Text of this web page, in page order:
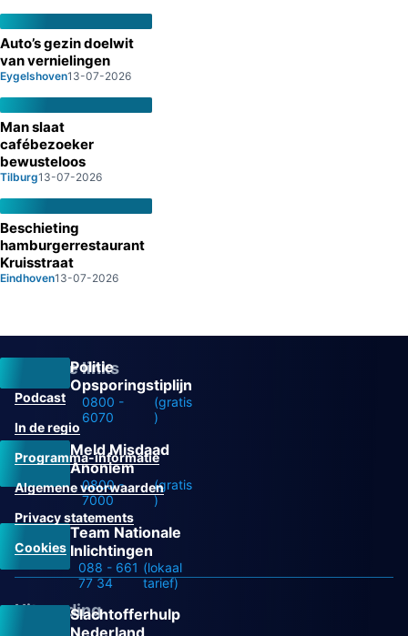
Auto’s gezin doelwit
van vernielingen
Eygelshoven13-07-2026
Man slaat
cafébezoeker
bewusteloos
Tilburg13-07-2026
Beschieting
hamburgerrestaurant
Kruisstraat
Eindhoven13-07-2026
Politie
Opsporingstiplijn
0800 -
6070
(gratis
)
Meld Misdaad
Anoniem
0800 -
7000
(gratis
)
Team Nationale
Inlichtingen
088 - 661
77 34
(lokaal
tarief)
Slachtofferhulp
Overige links
Podcast
In de regio
Programma-informatie
Algemene voorwaarden
Privacy statements
Cookies
Uitzending